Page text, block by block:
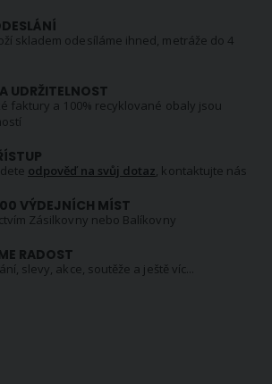
skladem odesíláme ihned, metráže do 4
UDRŽITELNOST
faktury a 100% recyklované obaly jsou
odpověď na svůj dotaz, kontaktujte nás
VÝDEJNÍCH MÍST
Zásilkovny nebo Balíkovny
RADOST
slevy, akce, soutěže a ještě víc...